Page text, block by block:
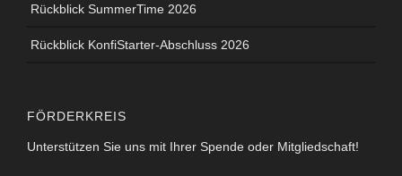
Rückblick SummerTime 2026
Rückblick KonfiStarter-Abschluss 2026
FÖRDERKREIS
Unterstützen Sie uns mit Ihrer Spende oder Mitgliedschaft!